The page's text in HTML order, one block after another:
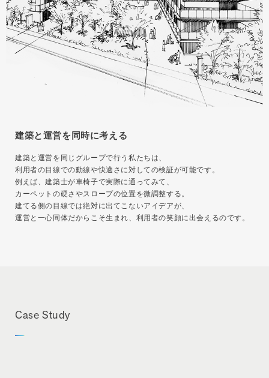
建築と運営を同時に考える
建築と運営を同じグループで行う私たちは、
利用者の目線での動線や快適さに対しての検証が可能です。
例えば、建築士が車椅子で実際に通ってみて、
カーペットの硬さやスロープの位置を微調整する。
建てる側の目線では絶対に出てこないアイデアが、
運営と一心同体だからこそ生まれ、利用者の笑顔に出会えるのです。
Case Study